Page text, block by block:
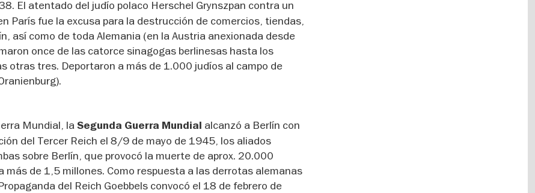
El atentado del judío polaco Herschel Grynszpan contra un
París fue la excusa para la destrucción de comercios, tiendas,
así como de toda Alemania (en la Austria anexionada desde
once de las catorce sinagogas berlinesas hasta los
otras tres. Deportaron a más de 1.000 judíos al campo de
Mundial, laSegunda Guerra Mundial alcanzó a Berlín con
del Tercer Reich el 8/9 de mayo de 1945, los aliados
sobre Berlín, que provocó la muerte de aprox. 20.000
más de 1,5 millones. Como respuesta a las derrotas alemanas
del Reich Goebbels convocó el 18 de febrero de